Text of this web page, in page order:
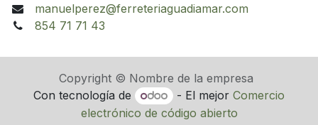
manuelperez@ferreteriaguadiamar.com
854 71 71 43
Copyright © Nombre de la empresa
Con tecnología de
- El mejorComercio
electrónico de código abierto